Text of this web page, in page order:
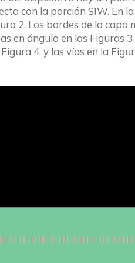
con la porción SIW. En
2. Los bordes de la
en ángulo en las Figuras
4, y las vías en la